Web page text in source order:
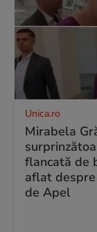
Unica.ro
Mirabela
flancată de
aflat
de Apel